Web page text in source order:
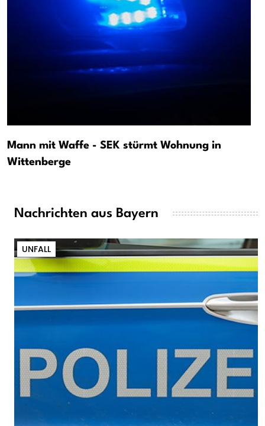
Mann mit Waffe - SEK stürmt Wohnung in
Wittenberge
Nachrichten aus Bayern
UNFALL